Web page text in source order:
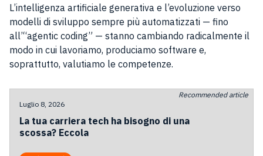
L’intelligenza artificiale generativa e l’evoluzione verso
modelli di sviluppo sempre più automatizzati — fino
all’“agentic coding” — stanno cambiando radicalmente il
modo in cui lavoriamo, produciamo software e,
soprattutto, valutiamo le competenze.
Recommended article
Luglio 8, 2026
La tua carriera tech ha bisogno di una
scossa? Eccola